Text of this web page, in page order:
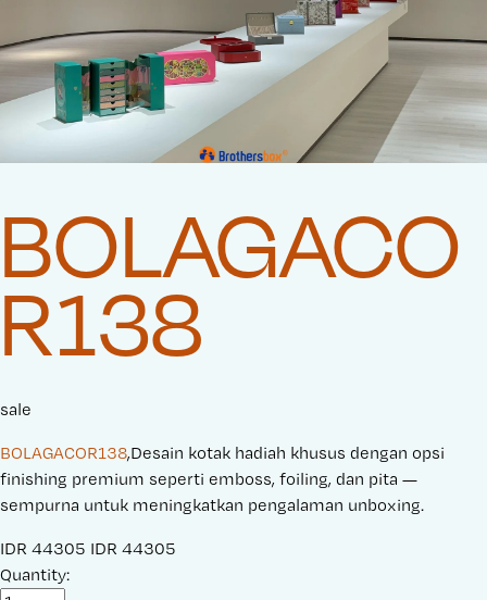
BOLAGACO
R138
sale
BOLAGACOR138,Desain kotak hadiah khusus dengan opsi
finishing premium seperti emboss, foiling, dan pita —
sempurna untuk meningkatkan pengalaman unboxing.
S
a
IDR 44305 O
IDR 44305
Quantity: